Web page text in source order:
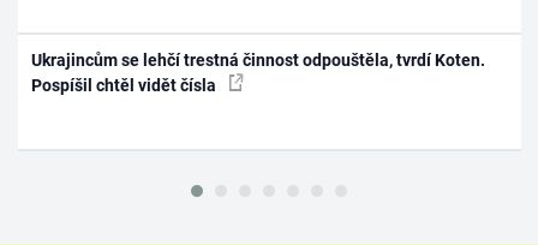
Ukrajincům se lehčí trestná činnost odpouštěla, tvrdí Koten.
Pospíšil chtěl vidět čísla